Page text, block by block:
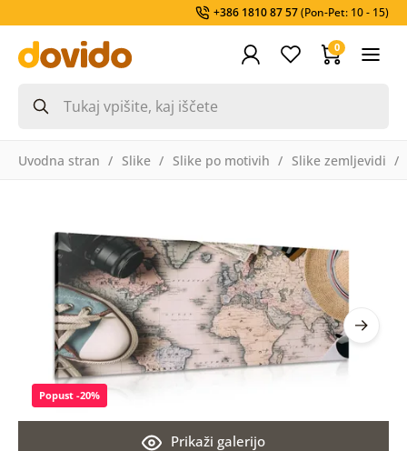
+386 1810 87 57(Pon-Pet: 10 - 15)
0
Uvodna stran Slike Slike po motivih Slike zemljevidi
Prikaži galerijo
Popust -20%